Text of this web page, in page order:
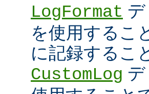
LogFormat
を使用するこ
に記録するこ
CustomLog